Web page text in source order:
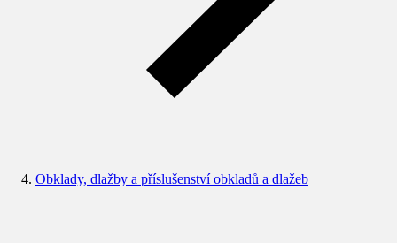
Obklady, dlažby a příslušenství obkladů a dlažeb